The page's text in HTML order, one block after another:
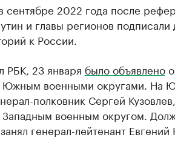
сентябре 2022 года после
и главы регионов
к России.
РБК, 23 января было объявленоо
Южным военными округами. На
полковник Сергей
военным округом.
генерал-лейтенант Евгений